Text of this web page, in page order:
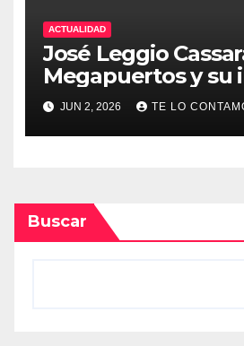
ACTUALIDAD
José Leggio
Megapuertos y su
el turismo y el
global
JUN 2, 2026 TE LO
Buscar